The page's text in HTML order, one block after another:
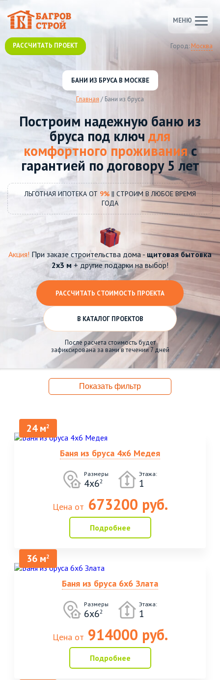
Город:Москва
РАССЧИТАТЬ ПРОЕКТ
МЕНЮ
БАНИ ИЗ БРУСА В МОСКВЕ
Главная / Бани из бруса
Построим надежную баню из
бруса под ключ для
комфортного проживанияс
гарантией по договору 5 лет
ЛЬГОТНАЯ ИПОТЕКА ОТ 9%|| СТРОИМ В ЛЮБОЕ ВРЕМЯ
ГОДА
Акция! При заказе строительства дома - щитовая бытовка
2х3 м + другие подарки на выбор!
РАССЧИТАТЬ СТОИМОСТЬ ПРОЕКТА
В КАТАЛОГ ПРОЕКТОВ
После расчета стоимость будет
зафиксирована за вами в течении 7 дней
Показать фильтр
24 м2
Баня из бруса 4х6 Медея
Размеры
4х62
Этажа:
1
Цена от 673200 руб.
Подробнее
36 м2
Баня из бруса 6х6 Злата
Размеры
6х62
Этажа:
1
Цена от 914000 руб.
Подробнее